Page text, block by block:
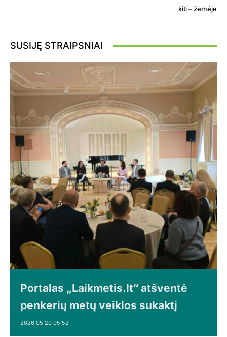
kiti – žemėje
SUSIJĘ STRAIPSNIAI
Portalas „Laikmetis.lt“ atšventė
penkerių metų veiklos sukaktį
2026 05 20 05:52